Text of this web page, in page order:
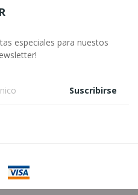
especiales para nuestos
Suscribirse